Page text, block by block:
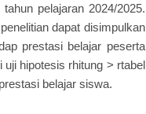
pelajaran 2024/2025.
dapat disimpulkan
prestasi belajar peserta
uji hipotesis rhitung > rtabel
belajar siswa.